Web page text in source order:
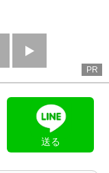
へ
PR
送る